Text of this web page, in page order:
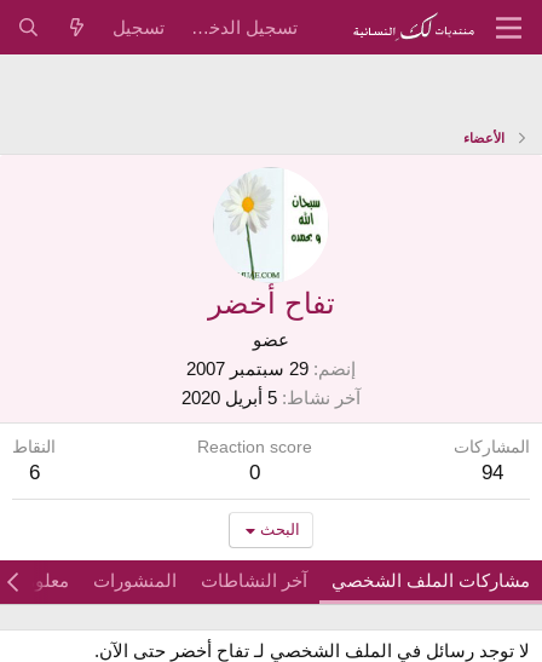
تسجيل الدخول تسجيل
الأعضاء
تفاح أخضر
عضو
إنضم 29 سبتمبر 2007
آخر نشاط 5 أبريل 2020
المشاركات
94
Reaction score
0
النقاط
6
البحث
مشاركات الملف الشخصي آخر النشاطات المنشورات معلومات
لا توجد رسائل في الملف الشخصي لـ تفاح أخضر حتى الآن.